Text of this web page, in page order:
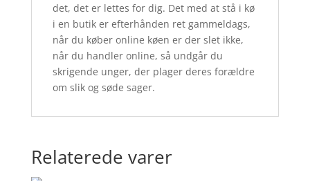
det, det er lettes for dig. Det med at stå i kø
i en butik er efterhånden ret gammeldags,
når du køber online køen er der slet ikke,
når du handler online, så undgår du
skrigende unger, der plager deres forældre
om slik og søde sager.
Relaterede varer